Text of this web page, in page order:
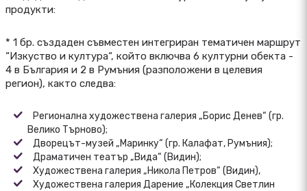
продукти:
* 1 бр. създаден съвместен интегриран тематичен маршрут
“Изкуство и култура“, който включва 6 културни обекта -
4 в България и 2 в Румъния (разположени в целевия
регион), както следва:
Регионална художествена галерия „Борис Денев“ (гр.
Велико Търново);
Дворецът-музей „Маринку“ (гр. Калафат, Румъния);
Драматичен театър „Вида“ (Видин);
Художествена галерия „Никола Петров“ (Видин),
Художествена галерия Дарение „Колекция Светлин